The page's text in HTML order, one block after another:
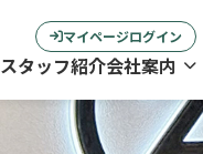
マイページログイン
スタッフ紹介会社案内